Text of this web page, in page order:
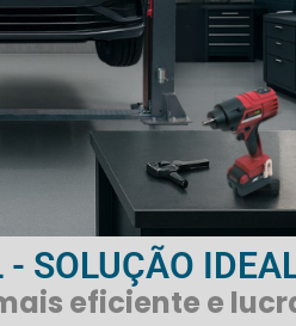
SOLUÇÃO
eficiente e